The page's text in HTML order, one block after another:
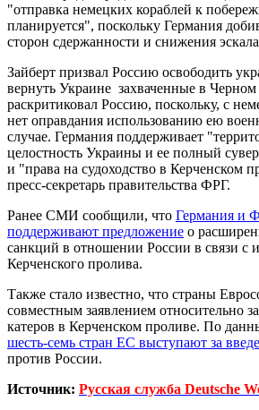
"отправка немецких кораблей к
планируется", поскольку Германия
сторон сдержанности и снижения
Зайберт призвал Россию освободить
вернуть Украине захваченные в
раскритиковал Россию, поскольку, с
нет оправдания использованию ею
случае. Германия поддерживает
целостность Украины и ее полный
и "права на судоходство в Керченском
пресс-секретарь правительства ФРГ.
Ранее СМИ сообщили, что Германия и
поддерживают предложение о
санкций в отношении России в связи с
Керченского пролива.
Также стало известно, что страны
совместным заявлением относительно
катеров в Керченском проливе. По
шесть-семь стран ЕС выступают за
против России.
Источник: Русская служба Deutsche